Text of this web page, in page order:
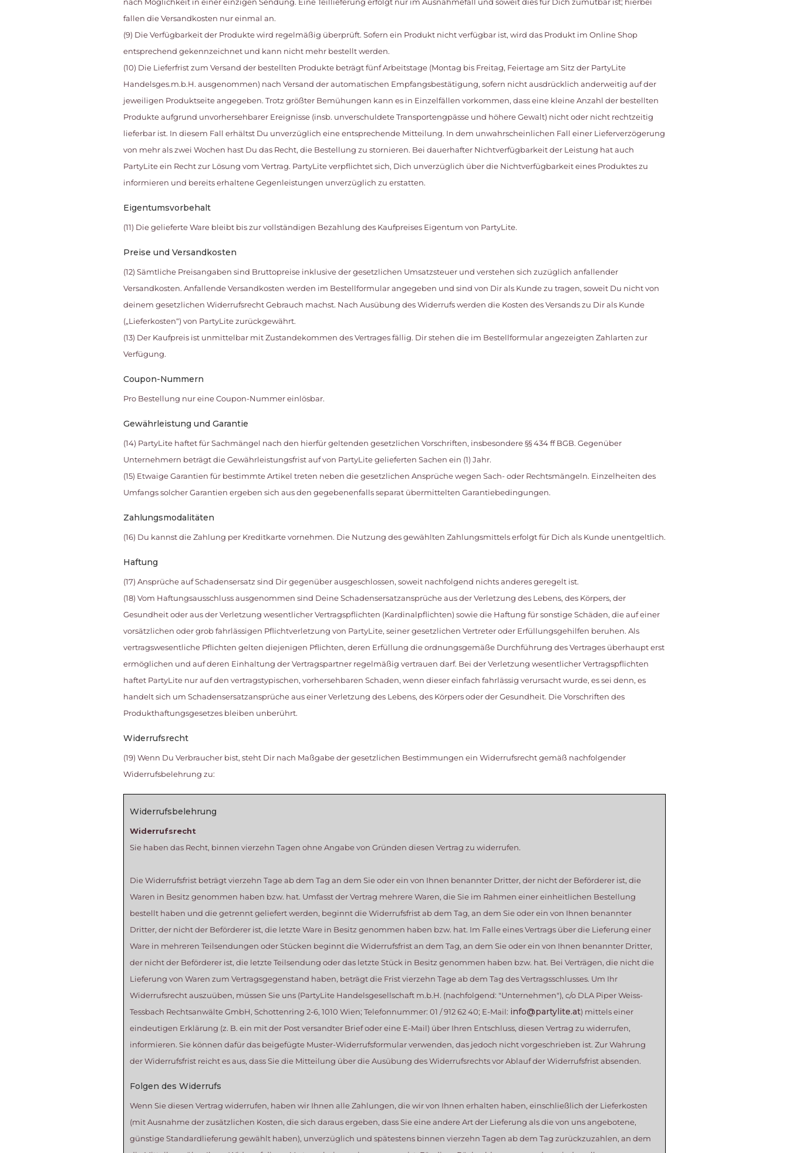
fallen die Versandkosten nur einmal an.
(9) Die Verfügbarkeit der Produkte wird regelmäßig überprüft. Sofern ein Produkt nicht verfügbar ist, wird das Produkt im Online Shop
entsprechend gekennzeichnet und kann nicht mehr bestellt werden.
(10) Die Lieferfrist zum Versand der bestellten Produkte beträgt fünf Arbeitstage (Montag bis Freitag, Feiertage am Sitz der PartyLite
Handelsges.m.b.H. ausgenommen) nach Versand der automatischen Empfangsbestätigung, sofern nicht ausdrücklich anderweitig auf der
jeweiligen Produktseite angegeben. Trotz größter Bemühungen kann es in Einzelfällen vorkommen, dass eine kleine Anzahl der bestellten
Produkte aufgrund unvorhersehbarer Ereignisse (insb. unverschuldete Transportengpässe und höhere Gewalt) nicht oder nicht rechtzeitig
lieferbar ist. In diesem Fall erhältst Du unverzüglich eine entsprechende Mitteilung. In dem unwahrscheinlichen Fall einer Lieferverzögerung
von mehr als zwei Wochen hast Du das Recht, die Bestellung zu stornieren. Bei dauerhafter Nichtverfügbarkeit der Leistung hat auch
PartyLite ein Recht zur Lösung vom Vertrag. PartyLite verpflichtet sich, Dich unverzüglich über die Nichtverfügbarkeit eines Produktes zu
informieren und bereits erhaltene Gegenleistungen unverzüglich zu erstatten.
Eigentumsvorbehalt
(11) Die gelieferte Ware bleibt bis zur vollständigen Bezahlung des Kaufpreises Eigentum von PartyLite.
Preise und Versandkosten
(12) Sämtliche Preisangaben sind Bruttopreise inklusive der gesetzlichen Umsatzsteuer und verstehen sich zuzüglich anfallender
Versandkosten. Anfallende Versandkosten werden im Bestellformular angegeben und sind von Dir als Kunde zu tragen, soweit Du nicht von
deinem gesetzlichen Widerrufsrecht Gebrauch machst. Nach Ausübung des Widerrufs werden die Kosten des Versands zu Dir als Kunde
(„Lieferkosten“) von PartyLite zurückgewährt.
(13) Der Kaufpreis ist unmittelbar mit Zustandekommen des Vertrages fällig. Dir stehen die im Bestellformular angezeigten Zahlarten zur
Verfügung.
Coupon-Nummern
Pro Bestellung nur eine Coupon-Nummer einlösbar.
Gewährleistung und Garantie
(14) PartyLite haftet für Sachmängel nach den hierfür geltenden gesetzlichen Vorschriften, insbesondere §§ 434 ff BGB. Gegenüber
Unternehmern beträgt die Gewährleistungsfrist auf von PartyLite gelieferten Sachen ein (1) Jahr.
(15) Etwaige Garantien für bestimmte Artikel treten neben die gesetzlichen Ansprüche wegen Sach- oder Rechtsmängeln. Einzelheiten des
Umfangs solcher Garantien ergeben sich aus den gegebenenfalls separat übermittelten Garantiebedingungen.
Zahlungsmodalitäten
(16) Du kannst die Zahlung per Kreditkarte vornehmen. Die Nutzung des gewählten Zahlungsmittels erfolgt für Dich als Kunde unentgeltlich.
Haftung
(17) Ansprüche auf Schadensersatz sind Dir gegenüber ausgeschlossen, soweit nachfolgend nichts anderes geregelt ist.
(18) Vom Haftungsausschluss ausgenommen sind Deine Schadensersatzansprüche aus der Verletzung des Lebens, des Körpers, der
Gesundheit oder aus der Verletzung wesentlicher Vertragspflichten (Kardinalpflichten) sowie die Haftung für sonstige Schäden, die auf einer
vorsätzlichen oder grob fahrlässigen Pflichtverletzung von PartyLite, seiner gesetzlichen Vertreter oder Erfüllungsgehilfen beruhen. Als
vertragswesentliche Pflichten gelten diejenigen Pflichten, deren Erfüllung die ordnungsgemäße Durchführung des Vertrages überhaupt erst
ermöglichen und auf deren Einhaltung der Vertragspartner regelmäßig vertrauen darf. Bei der Verletzung wesentlicher Vertragspflichten
haftet PartyLite nur auf den vertragstypischen, vorhersehbaren Schaden, wenn dieser einfach fahrlässig verursacht wurde, es sei denn, es
handelt sich um Schadensersatzansprüche aus einer Verletzung des Lebens, des Körpers oder der Gesundheit. Die Vorschriften des
Produkthaftungsgesetzes bleiben unberührt.
Widerrufsrecht
(19) Wenn Du Verbraucher bist, steht Dir nach Maßgabe der gesetzlichen Bestimmungen ein Widerrufsrecht gemäß nachfolgender
Widerrufsbelehrung zu:
Widerrufsbelehrung
Widerrufsrecht
Sie haben das Recht, binnen vierzehn Tagen ohne Angabe von Gründen diesen Vertrag zu widerrufen.
Die Widerrufsfrist beträgt vierzehn Tage ab dem Tag an dem Sie oder ein von Ihnen benannter Dritter, der nicht der Beförderer ist, die
Waren in Besitz genommen haben bzw. hat. Umfasst der Vertrag mehrere Waren, die Sie im Rahmen einer einheitlichen Bestellung
bestellt haben und die getrennt geliefert werden, beginnt die Widerrufsfrist ab dem Tag, an dem Sie oder ein von Ihnen benannter
Dritter, der nicht der Beförderer ist, die letzte Ware in Besitz genommen haben bzw. hat. Im Falle eines Vertrags über die Lieferung einer
Ware in mehreren Teilsendungen oder Stücken beginnt die Widerrufsfrist an dem Tag, an dem Sie oder ein von Ihnen benannter Dritter,
der nicht der Beförderer ist, die letzte Teilsendung oder das letzte Stück in Besitz genommen haben bzw. hat. Bei Verträgen, die nicht die
Lieferung von Waren zum Vertragsgegenstand haben, beträgt die Frist vierzehn Tage ab dem Tag des Vertragsschlusses. Um Ihr
Widerrufsrecht auszuüben, müssen Sie uns (PartyLite Handelsgesellschaft m.b.H. (nachfolgend: "Unternehmen"), c/o DLA Piper Weiss-
Tessbach Rechtsanwälte GmbH, Schottenring 2-6, 1010 Wien; Telefonnummer: 01 / 912 62 40; E-Mail: info@partylite.at) mittels einer
eindeutigen Erklärung (z. B. ein mit der Post versandter Brief oder eine E-Mail) über Ihren Entschluss, diesen Vertrag zu widerrufen,
informieren. Sie können dafür das beigefügte Muster-Widerrufsformular verwenden, das jedoch nicht vorgeschrieben ist. Zur Wahrung
der Widerrufsfrist reicht es aus, dass Sie die Mitteilung über die Ausübung des Widerrufsrechts vor Ablauf der Widerrufsfrist absenden.
Folgen des Widerrufs
Wenn Sie diesen Vertrag widerrufen, haben wir Ihnen alle Zahlungen, die wir von Ihnen erhalten haben, einschließlich der Lieferkosten
(mit Ausnahme der zusätzlichen Kosten, die sich daraus ergeben, dass Sie eine andere Art der Lieferung als die von uns angebotene,
günstige Standardlieferung gewählt haben), unverzüglich und spätestens binnen vierzehn Tagen ab dem Tag zurückzuzahlen, an dem